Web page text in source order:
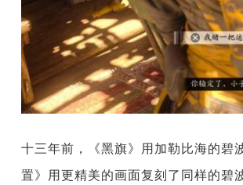
十三年前，《黑旗》用加勒比海的碧
置》用更精美的画面复刻了同样的